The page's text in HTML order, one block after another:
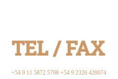
TEL / FAX
+54 9 11 5872 5798 +54 9 2326 420074